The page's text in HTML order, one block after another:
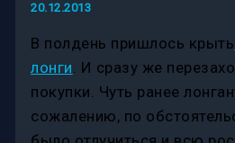
20.12.2013
В полдень пришлось крыть
лонги. И сразу же
покупки. Чуть ранее
сожалению, по